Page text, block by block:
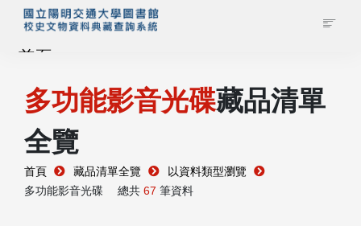
首頁
藏品查詢
校史館簡介
藏品清單全覽
多功能影音光碟藏品清單
全覽
首頁 藏品清單全覽
以資料類型瀏覽
多功能影音光碟
總共 67 筆資料